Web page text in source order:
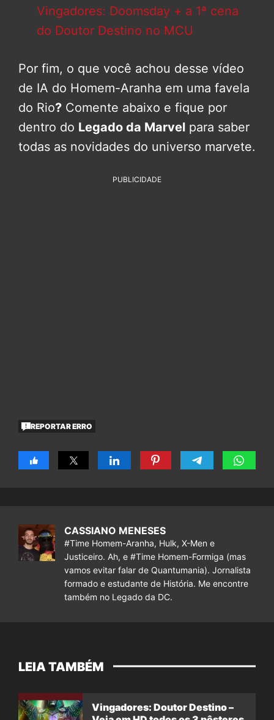
Vingadores: Doomsday + a 1ª cena
do Doutor Destino no MCU
Por fim, o que você achou desse vídeo
de IA do Homem-Aranha em uma favela
do Rio? Comente abaixo e fique por
dentro do Legado da Marvel para saber
todas as novidades do universo marvete.
PUBLICIDADE
REPORTAR ERRO
CASSIANO MENESES
#Time Homem-Aranha, Hulk, X-Men e
Justiceiro. Ah, e #Time Homem-Formiga (mas
vamos evitar falar de Quantumania). Jornalista
formado e estudante de História. Me encontre
também no Legado da DC.
LEIA TAMBÉM
Vingadores: Doutor Destino –